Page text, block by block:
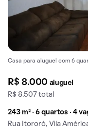
Casa para aluguel com 6
R$ 8.000 aluguel
R$ 8.507 total
243 m² · 6 quartos · 4
Rua Itororó, Vila